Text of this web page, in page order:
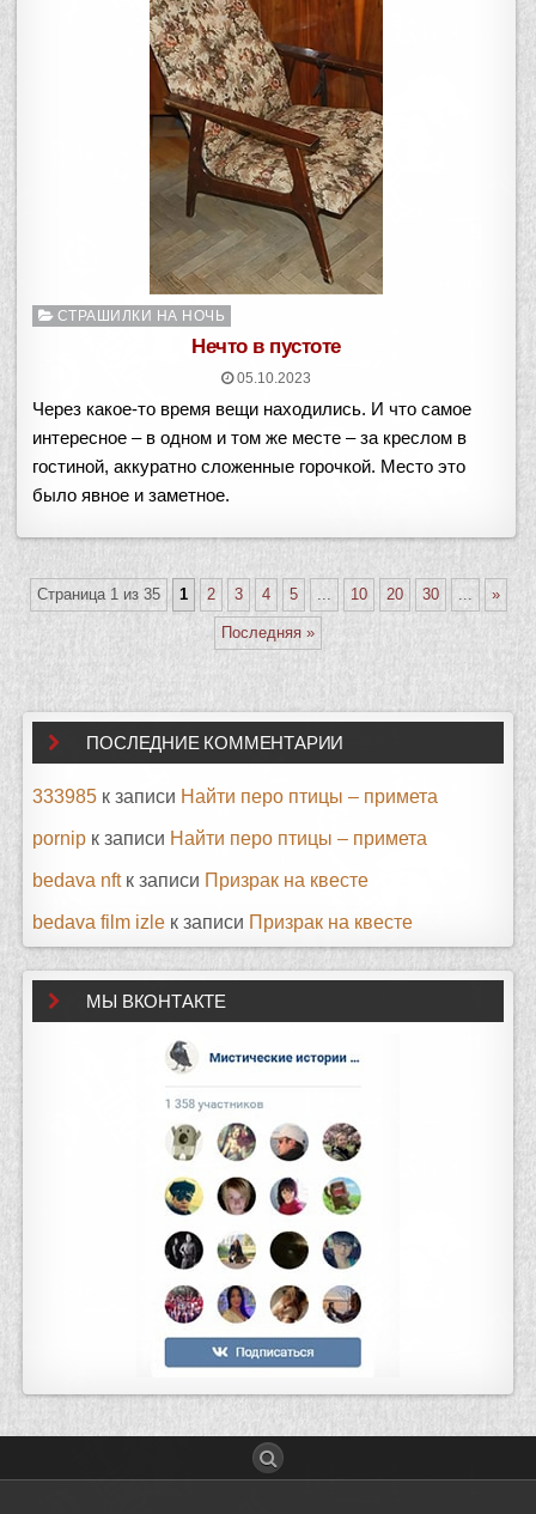
Опубликовано
СТРАШИЛКИ НА НОЧЬ
Нечто в пустоте
05.10.2023
Через какое-то время вещи находились. И что самое
интересное – в одном и том же месте – за креслом в
гостиной, аккуратно сложенные горочкой. Место это
было явное и заметное.
Страница 1 из 35 1 2 3 4 5 ... 10 20 30 ... »
Последняя »
ПОСЛЕДНИЕ КОММЕНТАРИИ
333985 к записи Найти перо птицы – примета
pornip к записи Найти перо птицы – примета
bedava nftк записи Призрак на квесте
bedava film izle к записи Призрак на квесте
МЫ ВКОНТАКТЕ